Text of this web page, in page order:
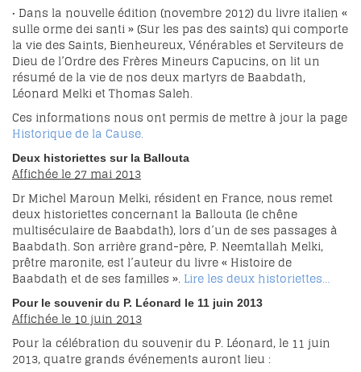
• Dans la nouvelle édition (novembre 2012) du livre italien «
sulle orme dei santi » (Sur les pas des saints) qui comporte
la vie des Saints, Bienheureux, Vénérables et Serviteurs de
Dieu de l’Ordre des Frères Mineurs Capucins, on lit un
résumé de la vie de nos deux martyrs de Baabdath,
Léonard Melki et Thomas Saleh.
Ces informations nous ont permis de mettre à jour la page
Historique de la Cause.
Deux historiettes sur la Ballouta
Affichée le 27 mai 2013
Dr Michel Maroun Melki, résident en France, nous remet
deux historiettes concernant la Ballouta (le chêne
multiséculaire de Baabdath), lors d’un de ses passages à
Baabdath. Son arrière grand-père, P. Neemtallah Melki,
prêtre maronite, est l’auteur du livre « Histoire de
Baabdath et de ses familles ».Lire les deux historiettes…
Pour le souvenir du P. Léonard le 11 juin 2013
Affichée le 10 juin 2013
Pour la célébration du souvenir du P. Léonard, le 11 juin
2013, quatre grands événements auront lieu :